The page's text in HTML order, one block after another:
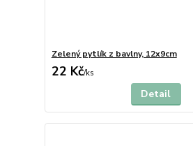
Zelený pytlík z bavlny, 12x9cm
22 Kč/ks
Detail